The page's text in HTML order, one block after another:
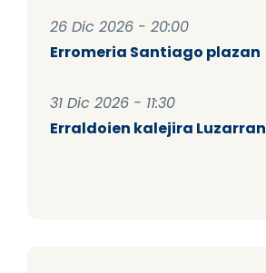
26 Dic 2026 - 20:00
Erromeria Santiago plazan
31 Dic 2026 - 11:30
Erraldoien kalejira Luzarran